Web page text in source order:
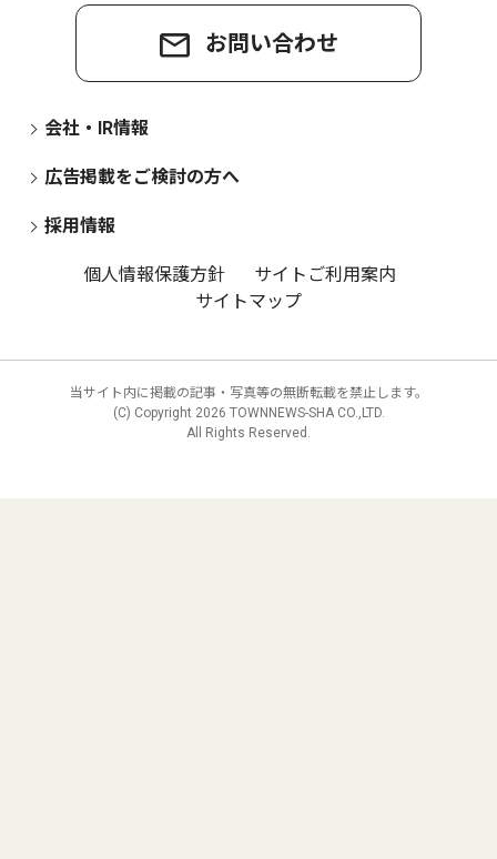
お問い合わせ
会社・IR情報
広告掲載をご検討の方へ
採用情報
個人情報保護方針
サイトご利用案内
サイトマップ
当サイト内に掲載の記事・写真等の無断転載を禁止します。
(C) Copyright 2026 TOWNNEWS-SHA CO.,LTD.
All Rights Reserved.